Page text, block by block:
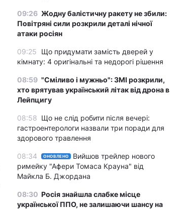
09:26 Жодну балістичну ракету не збили:
Повітряні сили розкрили деталі нічної
атаки росіян
09:25
Що придумати замість дверей у
кімнату: 4 оригінальні та недорогі рішення
08:59 "Сміливо і мужньо": ЗМІ розкрили,
хто врятував український літак від дрона в
Лейпцигу
08:58 Що не слід робити після вечері:
гастроентерологи назвали три поради для
здорового травлення
08:34 ОНОВЛЕНО
Вийшов трейлер нового
римейку "Афери Томаса Крауна" від
Майкла Б. Джордана
08:30 Росія знайшла слабке місце
української ППО, не залишаючи шансу на